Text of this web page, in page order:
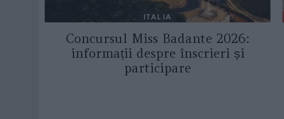
ITALIA
Concursul Miss Badante 2026:
informații despre înscrieri și
participare